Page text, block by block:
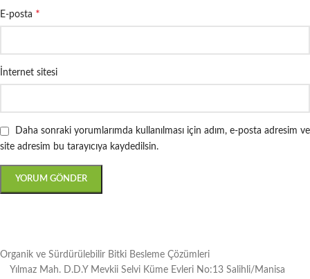
E-posta *
İnternet sitesi
Daha sonraki yorumlarımda kullanılması için adım, e-posta adresim ve
site adresim bu tarayıcıya kaydedilsin.
Organik ve Sürdürülebilir Bitki Besleme Çözümleri
Yılmaz Mah. D.D.Y Mevkii Selvi Küme Evleri No:13 Salihli/Manisa